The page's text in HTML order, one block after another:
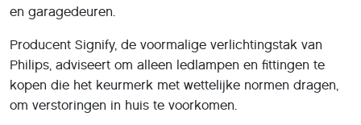
en garagedeuren.
Producent Signify, de voormalige verlichtingstak van
Philips, adviseert om alleen ledlampen en fittingen te
kopen die het keurmerk met wettelijke normen dragen,
om verstoringen in huis te voorkomen.